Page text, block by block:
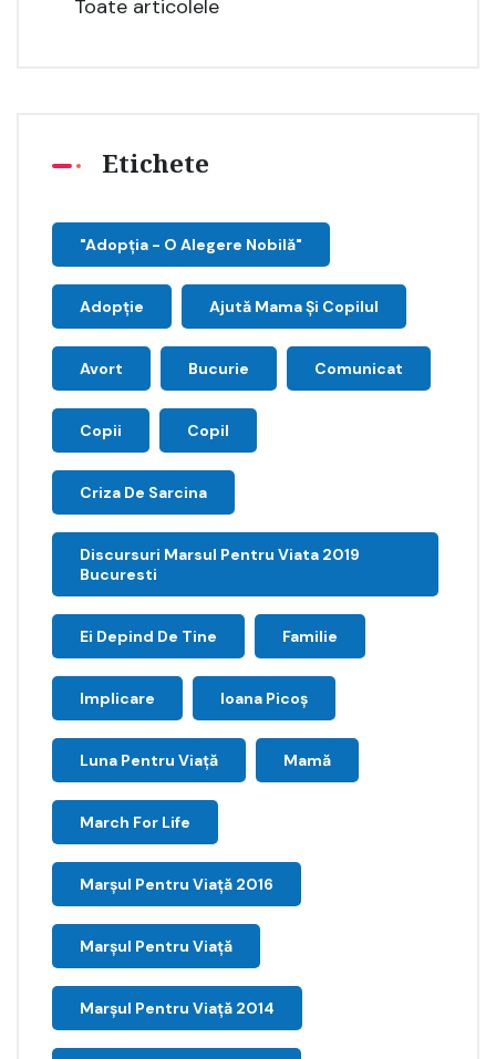
Toate articolele
Etichete
"Adopţia - O Alegere Nobilă"
Adopție Ajută Mama Și Copilul
Avort Bucurie Comunicat
Copii Copil
Criza De Sarcina
Discursuri Marsul Pentru Viata 2019
Bucuresti
Ei Depind De Tine Familie
Implicare Ioana Picoş
Luna Pentru Viață Mamă
March For Life
Marşul Pentru Viaţă 2016
Marșul Pentru Viață
Marșul Pentru Viață 2014